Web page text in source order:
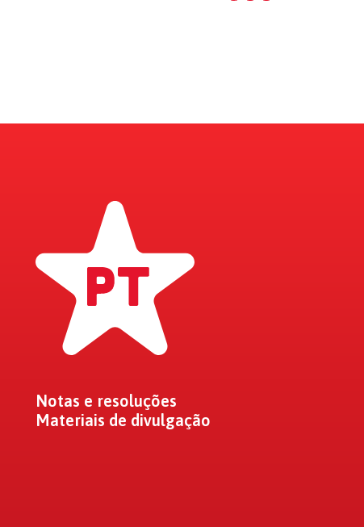
Notas e resoluções
Materiais de divulgação